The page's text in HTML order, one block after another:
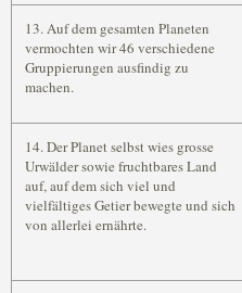
13. Auf dem gesamten Planeten
vermochten wir 46 verschiedene
Gruppierungen ausfindig zu
machen.
14. Der Planet selbst wies grosse
Urwälder sowie fruchtbares Land
auf, auf dem sich viel und
vielfältiges Getier bewegte und sich
von allerlei ernährte.